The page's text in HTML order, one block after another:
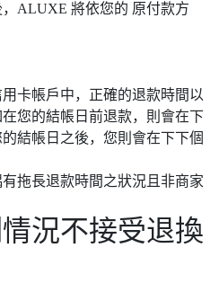
ALUXE 將依您的 原付款方
卡帳戶中，正確的退款時間以
您的結帳日前退款，則會在下
結帳日之後，您則會在下下個
拖長退款時間之狀況且非商家
況不接受退換